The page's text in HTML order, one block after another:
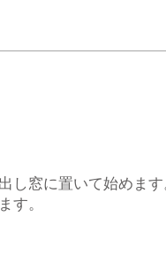
し窓に置いて始めます
す。